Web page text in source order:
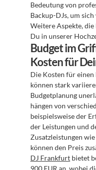
Bedeutung von
Backup-DJs, um
Weitere Aspekte,
Du in unserer
Budget im
Kosten für
Die Kosten für einen
können stark
Budgetplanung
hängen von
beispielsweise der
der Leistungen und
Zusatzleistungen
können den Preis
DJ Frankfurt bietet
900 EUR an, wobei